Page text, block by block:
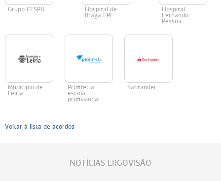
Grupo CESPU
Hospital de
Braga EPE
Hospital
Fernando
Pessoa
Municipio de
Leiria
Profitecla
escola
profissional
Santander
Voltar à lista de acordos
NOTÍCIAS ERGOVISÃO